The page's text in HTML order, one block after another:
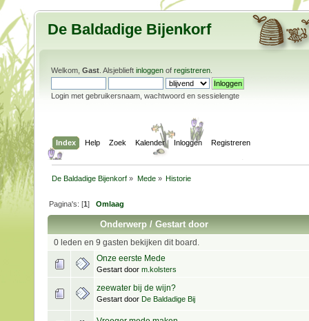
De Baldadige Bijenkorf
Welkom, Gast . Alsjeblieft inloggen of registreren
Login met gebruikersnaam, wachtwoord en sessielengte
Index Help Zoek Kalender Inloggen Registreren
De Baldadige Bijenkorf » Mede» Historie
Pagina's: [1]Omlaag
Onderwerp /Gestart door
0 leden en 9 gasten bekijken dit board.
Onze eerste Mede
Gestart door m.kolsters
zeewater bij de wijn?
Gestart door De Baldadige Bij